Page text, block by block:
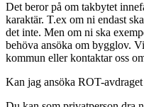
Det beror på om takbytet
karaktär. T.ex om ni endast
det inte. Men om ni ska
behöva ansöka om bygglov.
kommun eller kontaktar oss
Kan jag ansöka ROT-